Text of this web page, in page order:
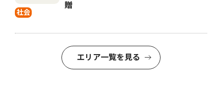
社会
贈
エリア一覧を見る